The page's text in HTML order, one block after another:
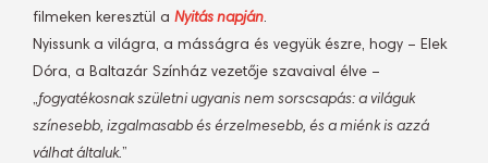
filmeken keresztül a Nyitás napján.
Nyissunk a világra, a másságra és vegyük észre, hogy – Elek
Dóra, a Baltazár Színház vezetője szavaival élve –
„fogyatékosnak születni ugyanis nem sorscsapás: a világuk
színesebb, izgalmasabb és érzelmesebb, és a miénk is azzá
válhat általuk.”